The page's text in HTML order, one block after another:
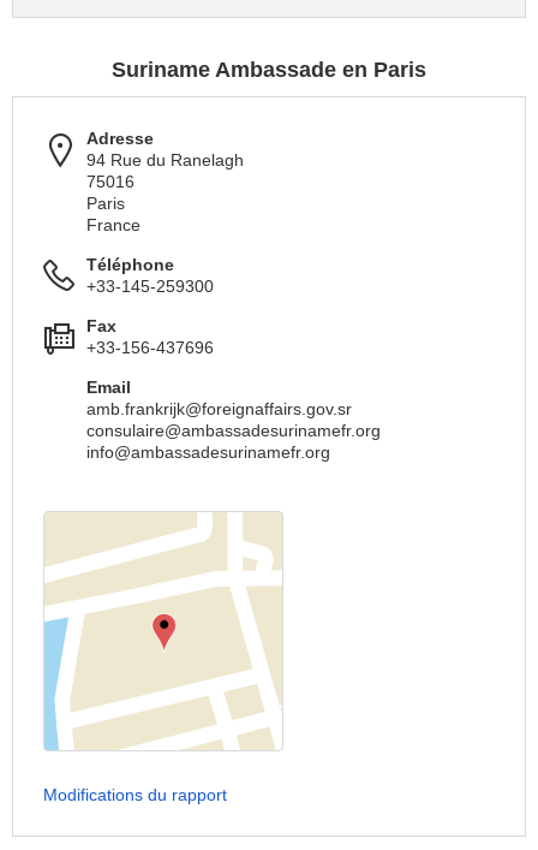
Suriname Ambassade en Paris
Adresse
94 Rue du Ranelagh
75016
Paris
France
Téléphone
+33-145-259300
Fax
+33-156-437696
Email
amb.frankrijk@foreignaffairs.gov.sr
consulaire@ambassadesurinamefr.org
info@ambassadesurinamefr.org
Modifications du rapport